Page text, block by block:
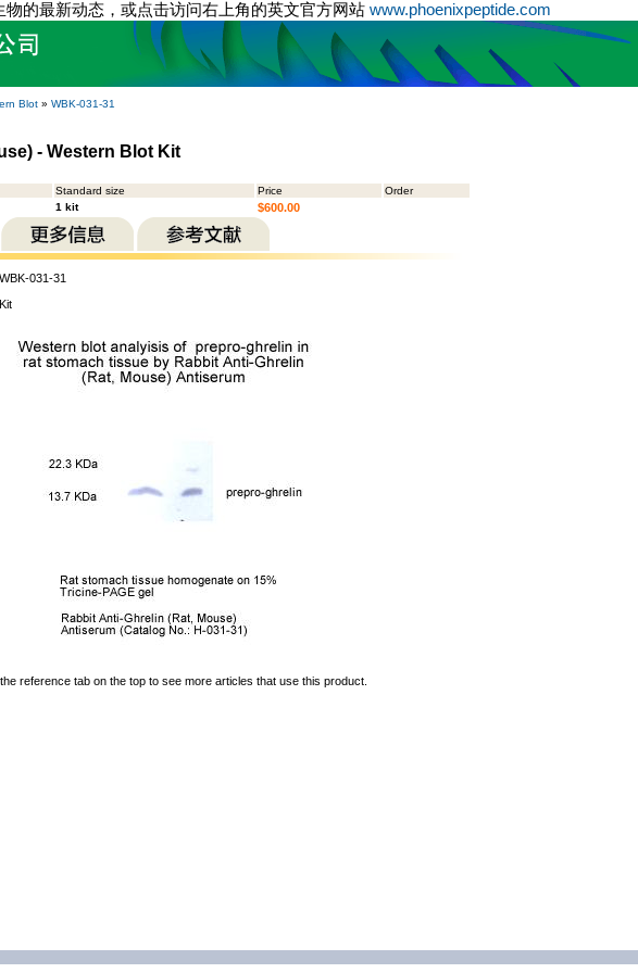
的最新动态，或点击访问右上角的英文官方网站 www.phoenixpeptide.com
Blot » WBK-031-31
- Western Blot Kit
Standard size Price
Order
1 kit $600.00
WBK-031-31
Kit
reference tab on the top to see more articles that use this product.